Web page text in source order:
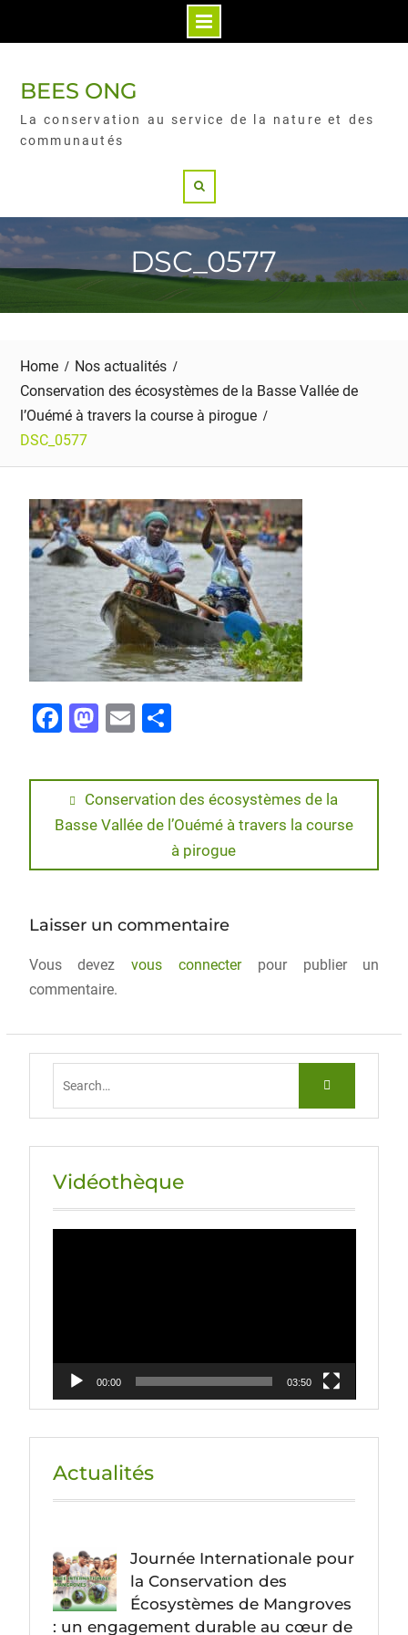
BEES ONG
La conservation au service de la nature et des
communautés
DSC_0577
Home
Nos actualités
Conservation des écosystèmes de la Basse Vallée de
l’Ouémé à travers la course à pirogue
DSC_0577
F
c
e
b
o
k
M
st
o
d
o
E
ai
l
P
ta
g
er
Conservation des écosystèmes de la
Basse Vallée de l’Ouémé à travers la course
à pirogue
Laisser un commentaire
Vous devezvous connecterpour publier un
commentaire.
Vidéothèque
00:00 03:50
Actualités
Journée Internationale pour
la Conservation des
Écosystèmes de Mangroves
: un engagement durable au cœur de